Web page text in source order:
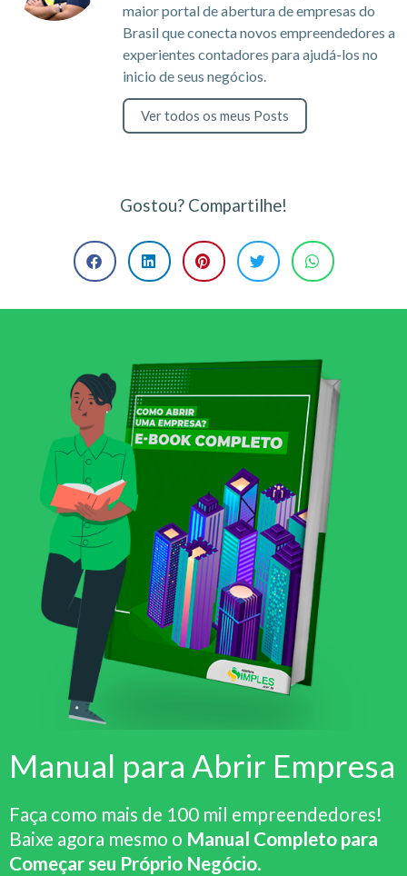
maior portal de abertura de empresas do
Brasil que conecta novos empreendedores a
experientes contadores para ajudá-los no
inicio de seus negócios.
Ver todos os meus Posts
Gostou? Compartilhe!
Manual para Abrir Empresa
Faça como mais de 100 mil empreendedores!
Baixe agora mesmo o Manual Completo para
Começar seu Próprio Negócio.